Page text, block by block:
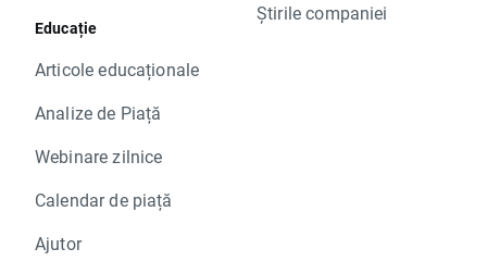
Educație
Articole educaționale
Analize de Piață
Webinare zilnice
Calendar de piață
Ajutor
Știrile companiei